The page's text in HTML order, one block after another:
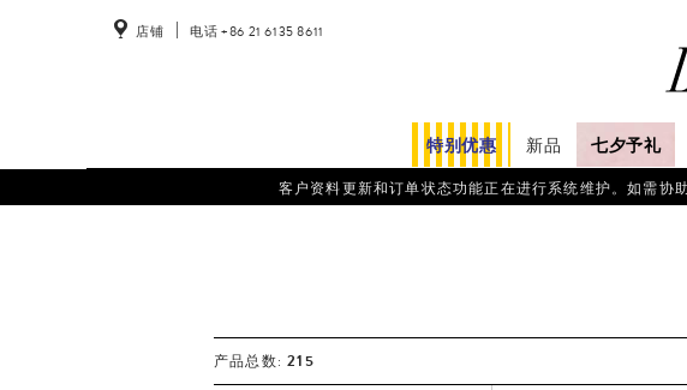
店铺 电话 +86 21 6135 8611
特别优惠 新品 七夕予礼
客户资料更新和订单状态功能正在进行系统维护。如需协
产品总数:215